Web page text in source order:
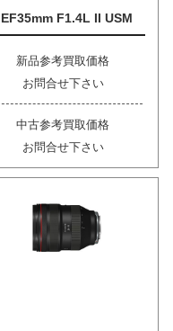
EF35mm F1.4L II USM
新品参考買取価格
お問合せ下さい
中古参考買取価格
お問合せ下さい